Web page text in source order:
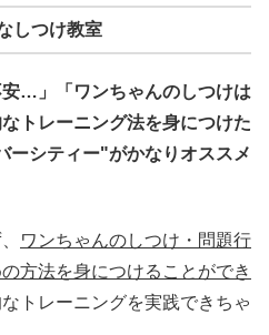
しつけ教室
安…」「ワンちゃんのしつけは
トレーニング法を身につけた
ーシティー"がかなりオススメ
ワンちゃんのしつけ・問題行
方法を身につけることができ
トレーニングを実践できちゃ